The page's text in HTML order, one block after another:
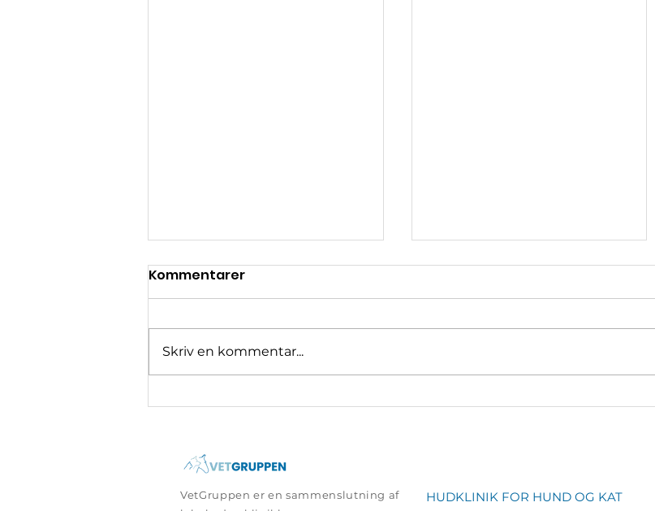
Øregangsbetændelse
Kommentarer
Skriv en kommentar...
VetGruppen er en sammenslutning af
HUDKLINIK FOR HUND OG KAT